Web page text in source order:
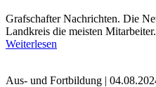
Grafschafter Nachrichten. Die
Landkreis die meisten
Weiterlesen
Aus- und Fortbildung |